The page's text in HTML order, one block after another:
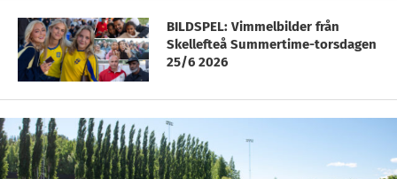
BILDSPEL: Vimmelbilder från
Skellefteå Summertime-torsdagen
25/6 2026